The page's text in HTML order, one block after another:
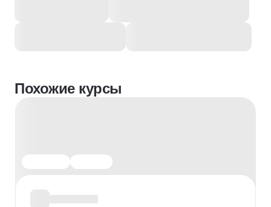
Похожие курсы